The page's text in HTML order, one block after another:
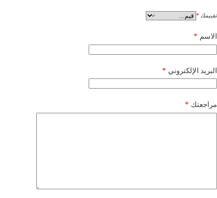
تقييمك *
الاسم *
البريد الإلكتروني *
مراجعتك *